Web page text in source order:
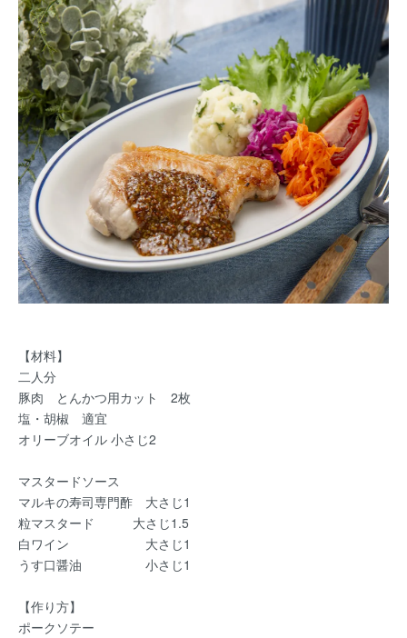
【材料】
二人分
豚肉 とんかつ用カット 2枚
塩・胡椒 適宜
オリーブオイル 小さじ2
マスタードソース
マルキの寿司専門酢 大さじ1
粒マスタード 大さじ1.5
白ワイン 大さじ1
うす口醤油 小さじ1
【作り方】
ポークソテー